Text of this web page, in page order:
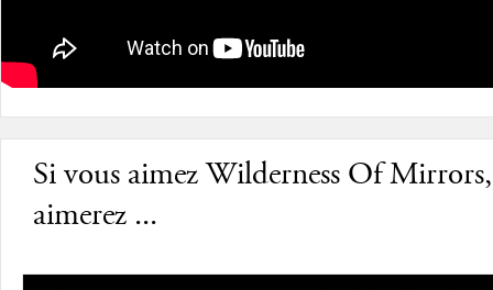
Si vous aimez Wilderness Of
aimerez ...